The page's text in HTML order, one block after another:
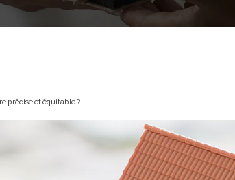
précise et équitable ?